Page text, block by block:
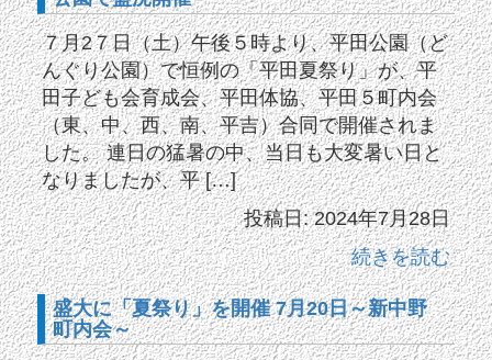
７月2７日（土）午後５時より、平田公園（ど
んぐり公園）で恒例の「平田夏祭り」が、平
田子ども会育成会、平田体協、平田５町内会
（東、中、西、南、平吉）合同で開催されま
した。 連日の猛暑の中、当日も大変暑い日と
なりましたが、平 […]
投稿日: 2024年7月28日
続きを読む
盛大に「夏祭り」を開催 7月20日～新中野
町内会～